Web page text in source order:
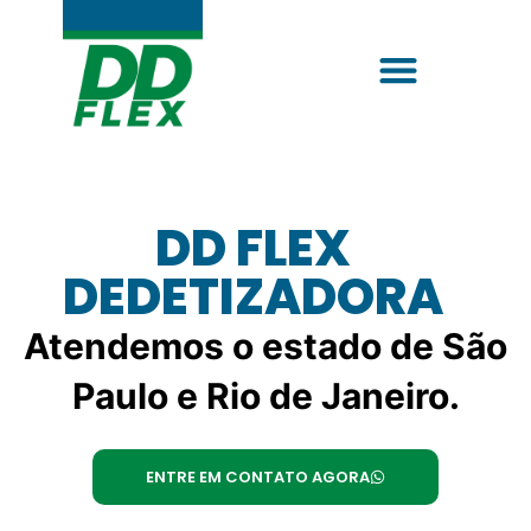
DD FLEX
DEDETIZADORA
Atendemos o estado de São
Paulo e Rio de Janeiro.
ENTRE EM CONTATO AGORA